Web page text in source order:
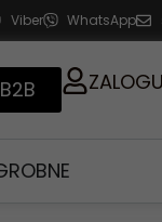
Viber WhatsApp